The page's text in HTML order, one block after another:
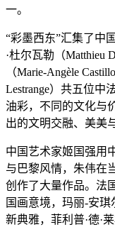
一。
“彩墨西东”汇集了中
·杜尔瓦勒（Matthieu
（Marie-Angèle
Lestrange）共五位中
油彩，不同的文化与
出的文明交融、美美
中国艺术家姬国强用
与巴黎风情，朱伟在
创作了大量作品。法
国画意境，玛丽-安
新典雅，菲利普·德·